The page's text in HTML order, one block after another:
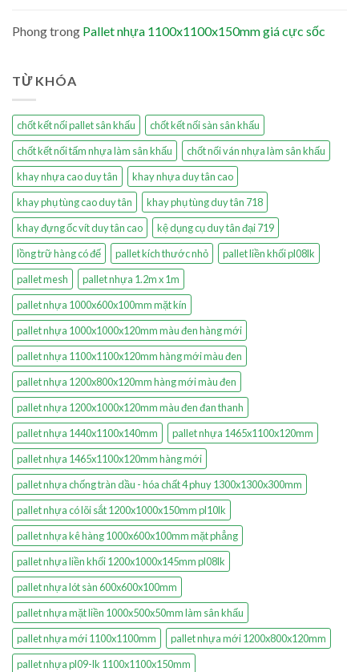
Phongtrong Pallet nhựa 1100x1100x150mm giá cực sốc
TỪ KHÓA
chốt kết nối pallet sân khấu
chốt kết nối sàn sân khấu
chốt kết nối tấm nhựa làm sân khấu
chốt nối ván nhựa làm sân khấu
khay nhựa cao duy tân
khay nhựa duy tân cao
khay phụ tùng cao duy tân
khay phụ tùng duy tân 718
khay đựng ốc vít duy tân cao
kệ dụng cụ duy tân đại 719
lồng trữ hàng có đế
pallet kích thước nhỏ
pallet liền khối pl08lk
pallet mesh
pallet nhựa 1.2m x 1m
pallet nhựa 1000x600x100mm mặt kín
pallet nhựa 1000x1000x120mm màu đen hàng mới
pallet nhựa 1100x1100x120mm hàng mới màu đen
pallet nhựa 1200x800x120mm hàng mới màu đen
pallet nhựa 1200x1000x120mm màu đen đan thanh
pallet nhựa 1440x1100x140mm
pallet nhựa 1465x1100x120mm
pallet nhựa 1465x1100x120mm hàng mới
pallet nhựa chống tràn dầu - hóa chất 4 phuy 1300x1300x300mm
pallet nhựa có lõi sắt 1200x1000x150mm pl10lk
pallet nhựa kê hàng 1000x600x100mm mặt phẳng
pallet nhựa liền khối 1200x1000x145mm pl08lk
pallet nhựa lót sàn 600x600x100mm
pallet nhựa mặt liền 1000x500x50mm làm sân khấu
pallet nhựa mới 1100x1100mm
pallet nhựa mới 1200x800x120mm
pallet nhựa pl09-lk 1100x1100x150mm